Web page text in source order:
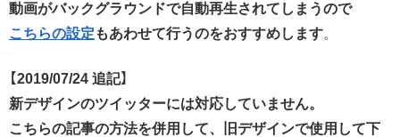
動画がバックグラウンドで自動再生されてしまうので
こちらの設定 もあわせて行うのをおすすめします。
【2019/07/24 追記】
新デザインのツイッターには対応していません。
こちらの記事の方法を併用して、旧デザインで使用して下